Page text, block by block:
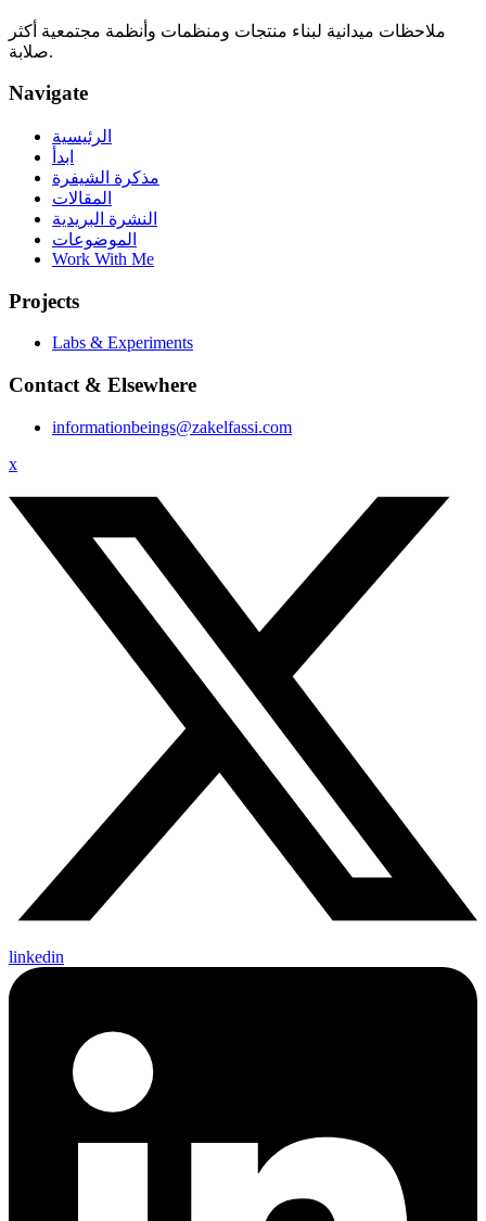
ملاحظات ميدانية لبناء منتجات ومنظمات وأنظمة مجتمعية أكثر
صلابة.
Navigate
الرئيسية
ابدأ
مذكرة الشيفرة
المقالات
النشرة البريدية
الموضوعات
Work With Me
Projects
Labs & Experiments
Contact & Elsewhere
informationbeings@zakelfassi.com
x
linkedin